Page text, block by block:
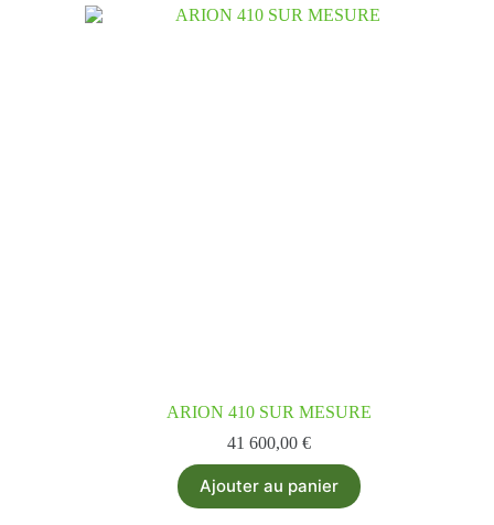
ARION 410 SUR MESURE
41 600,00 €
Ajouter au panier